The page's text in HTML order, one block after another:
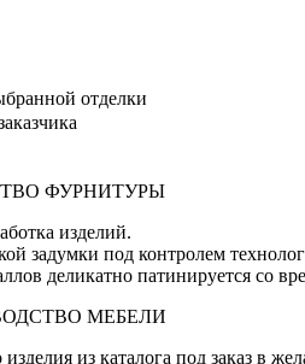
отделки
ФУРНИТУРЫ
изделий.
задумки под контролем
деликатно патинируется со
МЕБЕЛИ
из каталога под заказ в